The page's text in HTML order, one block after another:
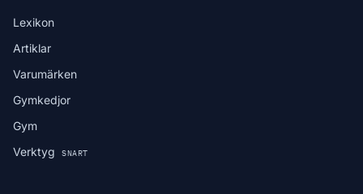
Lexikon
Artiklar
Varumärken
Gymkedjor
Gym
Verktyg
SNART